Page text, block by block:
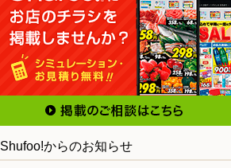
Shufoo!からのお知らせ